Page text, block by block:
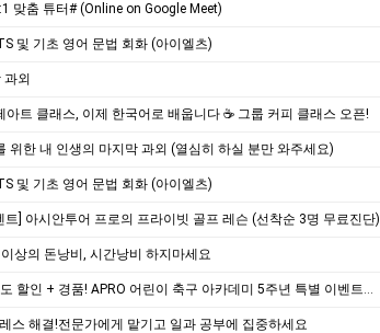
맞춤 튜터# (Online on Google Meet)
및 기초 영어 문법 회화 (아이엘츠)
외
아트 클래스, 이제 한국어로 배웁니다 ☕ 그룹 커피 클래스 오픈!
위한 내 인생의 마지막 과외 (열심히 하실 분만 와주세요)
및 기초 영어 문법 회화 (아이엘츠)
트] 아시안투어 프로의 프라이빗 골프 레슨 (선착순 3명 무료진단)
상의 돈낭비, 시간낭비 하지마세요
할인 + 경품! APRO 어린이 축구 아카데미 5주년 특별 이벤트⚽⚽⚽
스 해결!전문가에게 맡기고 일과 공부에 집중하세요